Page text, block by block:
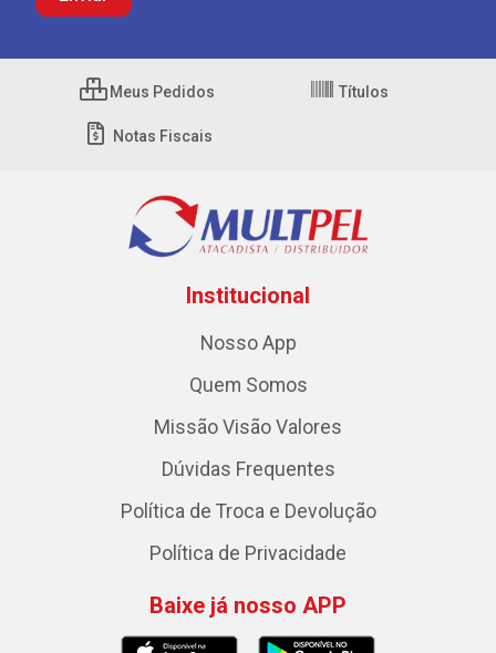
Meus Pedidos Títulos
Notas Fiscais
Institucional
Nosso App
Quem Somos
Missão Visão Valores
Dúvidas Frequentes
Política de Troca e Devolução
Política de Privacidade
Baixe já nosso APP